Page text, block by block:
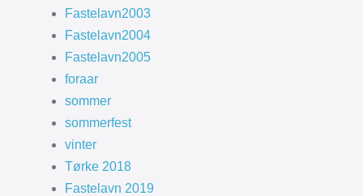
Fastelavn2003
Fastelavn2004
Fastelavn2005
foraar
sommer
sommerfest
vinter
Tørke 2018
Fastelavn 2019